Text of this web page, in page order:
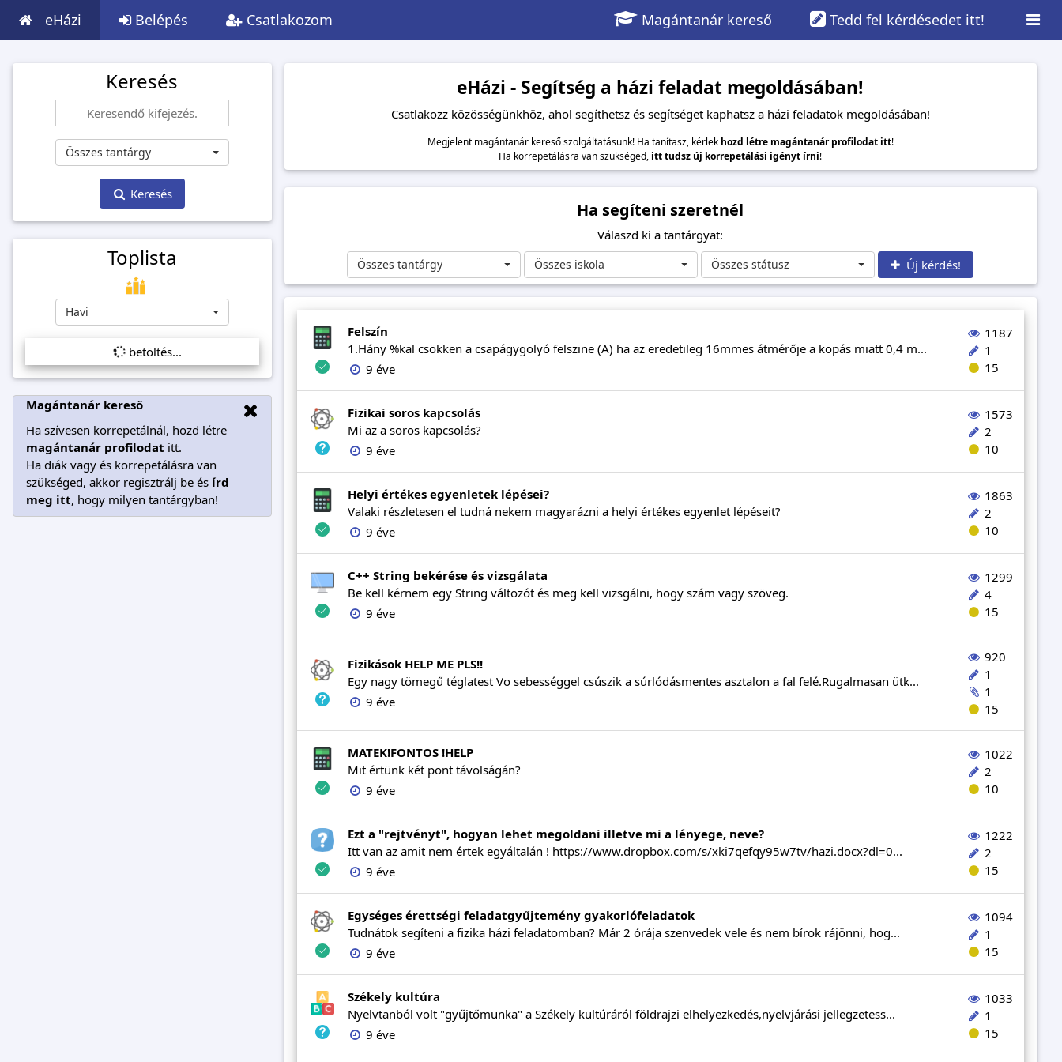
eHázi Belépés Csatlakozom Tedd fel kérdésedet itt!
Magántanár kereső
Keresés
Összes tantárgy
Keresés
Toplista
Havi
betöltés...
Magántanár kereső
Ha szívesen korrepetálnál, hozd létre
magántanár profilodat itt.
Ha diák vagy és korrepetálásra van
szükséged, akkor regisztrálj be és írd
meg itt, hogy milyen tantárgyban!
eHázi - Segítség a házi feladat megoldásában!
Csatlakozz közösségünkhöz, ahol segíthetsz és segítséget kaphatsz a házi feladatok megoldásában!
Megjelent magántanár kereső szolgáltatásunk! Ha tanítasz, kérlek hozd létre magántanár profilodat itt!
Ha korrepetálásra van szükséged, itt tudsz új korrepetálási igényt írni!
Ha segíteni szeretnél
Válaszd ki a tantárgyat:
Összes tantárgy Összes iskola Összes státusz Új kérdés!
Felszín
1.Hány %kal csökken a csapágygolyó felszine (A) ha az eredetileg 16mmes átmérője a kopás miatt 0,4 m...
9 éve
1187
1
15
Fizikai soros kapcsolás
Mi az a soros kapcsolás?
9 éve
1573
2
10
Helyi értékes egyenletek lépései?
Valaki részletesen el tudná nekem magyarázni a helyi értékes egyenlet lépéseit?
9 éve
1863
2
10
C++ String bekérése és vizsgálata
Be kell kérnem egy String változót és meg kell vizsgálni, hogy szám vagy szöveg.
9 éve
1299
4
15
Fizikások HELP ME PLS!!
Egy nagy tömegű téglatest Vo sebességgel csúszik a súrlódásmentes asztalon a fal felé.Rugalmasan ütk...
9 éve
920
1
1
15
MATEK!FONTOS !HELP
Mit értünk két pont távolságán?
9 éve
1022
2
10
Ezt a "rejtvényt", hogyan lehet megoldani illetve mi a lényege, neve?
Itt van az amit nem értek egyáltalán ! https://www.dropbox.com/s/xki7qefqy95w7tv/hazi.docx?dl=0...
9 éve
1222
2
15
Egységes érettségi feladatgyűjtemény gyakorlófeladatok
Tudnátok segíteni a fizika házi feladatomban? Már 2 órája szenvedek vele és nem bírok rájönni, hog...
9 éve
1094
1
15
Székely kultúra
Nyelvtanból volt "gyűjtőmunka" a Székely kultúráról földrajzi elhelyezkedés,nyelvjárási jellegzetess...
9 éve
1033
1
15